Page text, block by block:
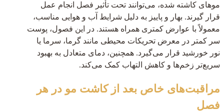
موهای کاشته شده، می‌توانند تحت تأثیر فصل انجام عمل
قرار گیرند. بهار و پاییز به دلیل شرایط آب و هوایی مناسب،
معمولاً با عوارض کمتری همراه هستند. در این فصول، پوست
سر کمتر در معرض تحریکات محیطی مانند گرما، سرما یا
نور خورشید قرار می‌گیرد. همچنین، دمای متعادل به بهبود
سریع‌تر زخم‌ها و کاهش التهاب کمک می‌کند.
مراقبت‌های خاص بعد از کاشت مو در هر
فصل